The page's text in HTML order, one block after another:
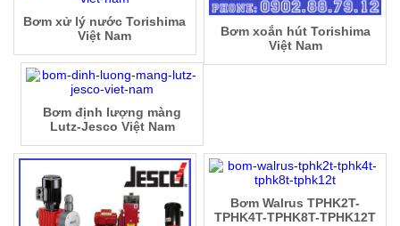
Bơm xoắn hút Torishima
Việt Nam
Bơm xử lý nước Torishima
Việt Nam
Bơm định lượng màng
Lutz-Jesco Việt Nam
Bơm Walrus TPHK2T-
TPHK4T-TPHK8T-TPHK12T